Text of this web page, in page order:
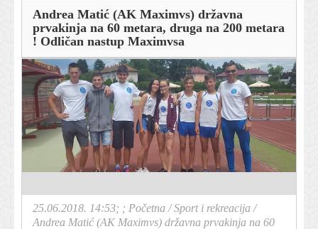
Andrea Matić (AK Maximvs) državna
prvakinja na 60 metara, druga na 200 metara
! Odličan nastup Maximvsa
25.06.2018. 14:53; ; Početna /Sport i rekreacija /
Andrea Matić (AK Maximvs) državna prvakinja na 60